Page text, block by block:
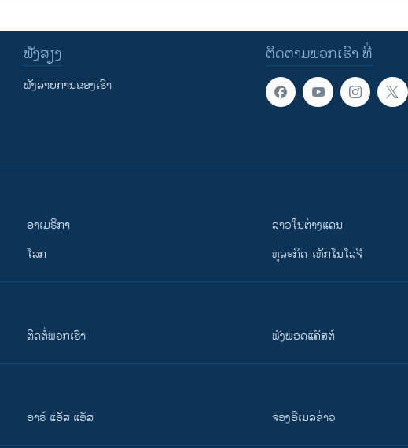
ຕິດຕາມພວກເຮົາ ທີ່
ຟັງສຽງ
ຟັງລາຍການຂອງເຮົາ
ອາເມຣິກາ
ໂລກ
ລາວໃນຕ່າງແດນ
ທຸລະກິດ-ເທັກໂນໂລຈີ
ຕິດຕໍ່ພວກເຮົາ ຟັງພອດແຄັສຕ໌
ອາຣ໌ ແອັສ ແອັສ ຈອງອີເມລຂ່າວ